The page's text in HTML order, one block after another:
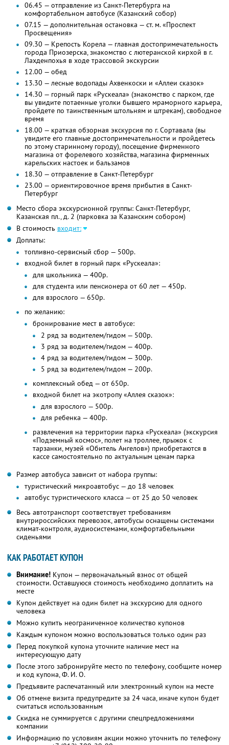
06.45 — отправление из Санкт-Петербурга на
комфортабельном автобусе (Казанский собор)
07.15 — дополнительная остановка — ст. м. «Проспект
Просвещения»
09.30 — Крепость Корела — главная достопримечательность
города Приозерска, знакомство с лютеранской кирхой в г.
Лахденпохья в ходе трассовой экскурсии
12.00 — обед
13.30 — лесные водопады Ахвенкоски и «Аллеи сказок»
14.30 — горный парк «Рускеала» (знакомство с парком, где
вы увидите потаенные уголки бывшего мраморного карьера,
пройдете по таинственным штольням и штрекам), свободное
время
18.00 — краткая обзорная экскурсия по г. Сортавала (вы
увидите его главные достопримечательности и пройдетесь
по этому старинному городу), посещение фирменного
магазина от форелевого хозяйства, магазина фирменных
карельских настоек и бальзамов
18.30 — отправление в Санкт-Петербург
23.00 — ориентировочное время прибытия в Санкт-
Петербург
Место сбора экскурсионной группы: Санкт-Петербург,
Казанская пл., д. 2 (парковка за Казанским собором)
В стоимость входит:
Доплаты:
топливно-сервисный сбор — 500р.
входной билет в горный парк «Рускеала»:
для школьника — 400р.
для студента или пенсионера от 60 лет — 450р.
для взрослого — 650р.
по желанию:
бронирование мест в автобусе:
2 ряд за водителем/гидом — 500р.
3 ряд за водителем/гидом — 400р.
4 ряд за водителем/гидом — 300р.
5 ряд за водителем/гидом — 200р.
комплексный обед — от 650р.
входной билет на экотропу «Аллея сказок»:
для взрослого — 500р.
для ребенка — 400р.
развлечения на территории парка «Рускеала» (экскурсия
«Подземный космос», полет на троллее, прыжок с
тарзанки, музей «Обитель Ангелов») приобретаются в
кассе самостоятельно по актуальным ценам парка
Размер автобуса зависит от набора группы:
туристический микроавтобус — до 18 человек
автобус туристического класса — от 25 до 50 человек
Весь автотранспорт соответствует требованиям
внутрироссийских перевозок, автобусы оснащены системами
климат-контроля, аудиосистемами, комфортабельными
сиденьями
КАК РАБОТАЕТ КУПОН
Внимание! Купон — первоначальный взнос от общей
стоимости. Оставшуюся стоимость необходимо доплатить на
месте
Купон действует на один билет на экскурсию для одного
человека
Можно купить неограниченное количество купонов
Каждым купоном можно воспользоваться только один раз
Перед покупкой купона уточните наличие мест на
интересующую дату
После этого забронируйте место по телефону, сообщите номер
и код купона,Ф. И. О.
Предъявите распечатанный или электронный купон на месте
Об отмене визита предупредите за 24 часа, иначе купон будет
считаться использованным
Скидка не суммируется с другими спецпредложениями
компании
Информацию по условиям акции можно уточнить по телефону